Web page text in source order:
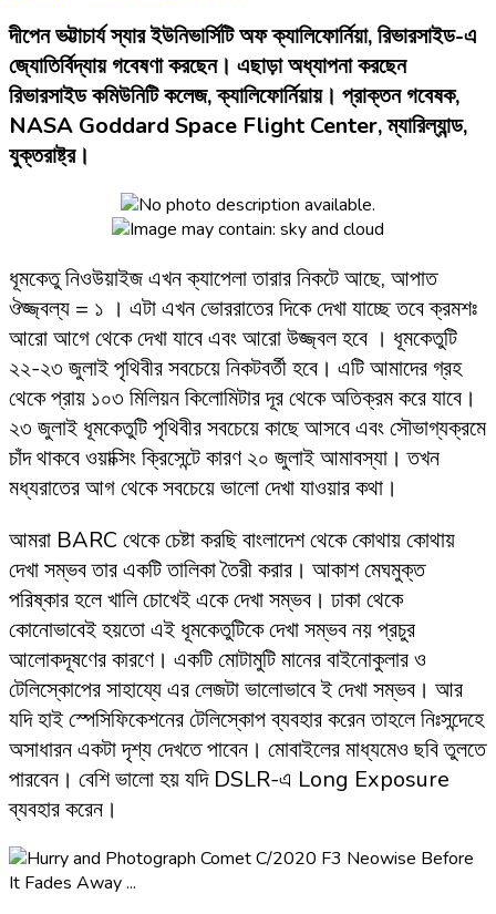
দীপেন ভট্টাচার্য স্যার ইউনিভার্সিটি অফ ক্যালিফোর্নিয়া, রিভারসাইড-এ
জ্যোতির্বিদ্যায় গবেষণা করছেন। এছাড়া অধ্যাপনা করছেন
রিভারসাইড কমিউনিটি কলেজ, ক্যালিফোর্নিয়ায়। প্রাক্তন গবেষক,
NASA Goddard Space Flight Center, ম্যারিল্যান্ড,
যুক্তরাষ্ট্র।
ধূমকেতু নিওউয়াইজ এখন ক্যাপেলা তারার নিকটে আছে, আপাত
ঔজ্জ্বল্য = ১ । এটা এখন ভোররাতের দিকে দেখা যাচ্ছে তবে ক্রমশঃ
আরো আগে থেকে দেখা যাবে এবং আরো উজ্জ্বল হবে । ধূমকেতুটি
২২-২৩ জুলাই পৃথিবীর সবচেয়ে নিকটবর্তী হবে। এটি আমাদের গ্রহ
থেকে প্রায় ১০৩ মিলিয়ন কিলোমিটার দূর থেকে অতিক্রম করে যাবে।
২৩ জুলাই ধূমকেতুটি পৃথিবীর সবচেয়ে কাছে আসবে এবং সৌভাগ্যক্রমে
চাঁদ থাকবে ওয়াক্সিং ক্রিসেন্টে কারণ ২০ জুলাই আমাবস্যা। তখন
মধ্যরাতের আগ থেকে সবচেয়ে ভালো দেখা যাওয়ার কথা।
আমরা BARC থেকে চেষ্টা করছি বাংলাদেশ থেকে কোথায় কোথায়
দেখা সম্ভব তার একটি তালিকা তৈরী করার। আকাশ মেঘমুক্ত
পরিষ্কার হলে খালি চোখেই একে দেখা সম্ভব। ঢাকা থেকে
কোনোভাবেই হয়তো এই ধূমকেতুটিকে দেখা সম্ভব নয় প্রচুর
আলোকদূষণের কারণে। একটি মোটামুটি মানের বাইনোকুলার ও
টেলিস্কোপের সাহায্যে এর লেজটা ভালোভাবে ই দেখা সম্ভব। আর
যদি হাই স্পেসিফিকেশনের টেলিস্কোপ ব্যবহার করেন তাহলে নিঃসন্দেহে
অসাধারন একটা দৃশ্য দেখতে পাবেন। মোবাইলের মাধ্যমেও ছবি তুলতে
পারবেন। বেশি ভালো হয় যদি DSLR-এ Long Exposure
ব্যবহার করেন।